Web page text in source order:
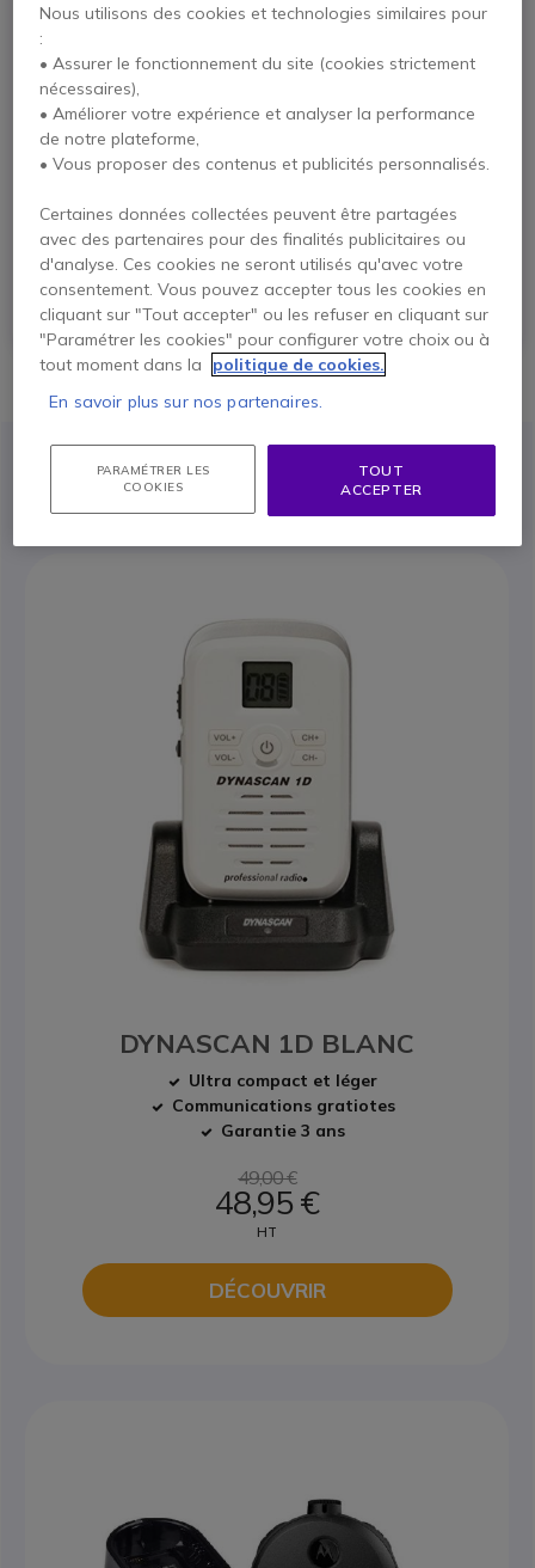
Portée étendue
pour couvrir tout
votre
établissement
Les talkies-walkies offrent
une couverture allant
pour des hôtels ou des
restaurants de grande
taille.
Solution
économique et
sans frais cachés
Contrairement aux
solutions basées sur Wi-
offrentune
communication gratuite
et sans coûts mensuels.
Vousréalisez des
économiessur vos
factures.
NOS MEILLEURES VENTES
DYNASCAN 1D BLANC
Ultra compact et léger
Communications gratiotes
Garantie 3 ans
49,00 €
48,95 €
HT
DÉCOUVRIR
Nous utilisons des cookies et technologies similaires pour
:
• Assurer le fonctionnement du site (cookies strictement
nécessaires),
• Améliorer votre expérience et analyser la performance
de notre plateforme,
• Vous proposer des contenus et publicités personnalisés.
Certaines données collectées peuvent être partagées
avec des partenaires pour des finalités publicitaires ou
d'analyse. Ces cookies ne seront utilisés qu'avec votre
consentement. Vous pouvez accepter tous les cookies en
cliquant sur "Tout accepter" ou les refuser en cliquant sur
"Paramétrer les cookies" pour configurer votre choix ou à
tout moment dans la
politique de cookies.
En savoir plus sur nos partenaires.
PARAMÉTRER LES
COOKIES
TOUT
ACCEPTER